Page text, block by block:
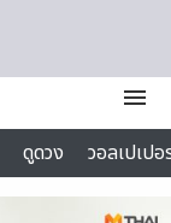
menu
ดูดวง
วอลเปเป